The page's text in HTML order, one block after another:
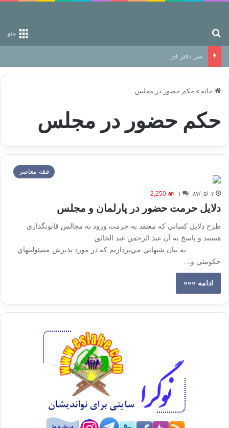
منو
سر دفتر فساد در زمین‌، دوری وکناره‌گیری از راه خداست‌!
خانه » حکم حضور در مجلس
حکم حضور در مجلس
فقه معاصر
۸۷/۰۵/۰۳ ۱ 2,250
دلایل حرمت حضور در پارلمان و مجلس
طرح دلايل كساني كه معتقد به حرمت ورود به مجالس قانونگذاري
هستند و پاسخ به آن عبد الرحمن عبد الخالق
به بيان شبهاتي مي‌پردازيم كه در مورد پذيرش مسئوليتهاي
حكومتي و…
ادامه »»»